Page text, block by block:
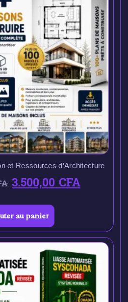
et Ressources d’Architecture
3.500,00CFA
au panier